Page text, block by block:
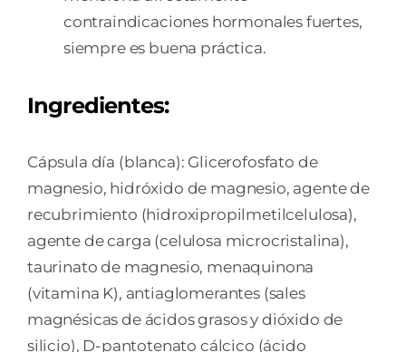
contraindicaciones hormonales fuertes,
siempre es buena práctica.
Ingredientes:
Cápsula día (blanca): Glicerofosfato de
magnesio, hidróxido de magnesio, agente de
recubrimiento (hidroxipropilmetilcelulosa),
agente de carga (celulosa microcristalina),
taurinato de magnesio, menaquinona
(vitamina K), antiaglomerantes (sales
magnésicas de ácidos grasos y dióxido de
silicio), D-pantotenato cálcico (ácido